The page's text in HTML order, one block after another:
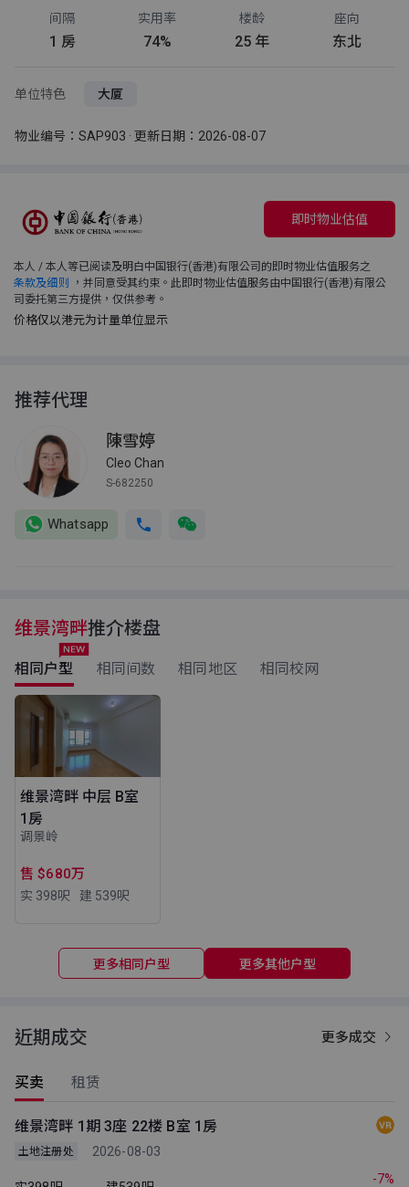
间隔
1 房
实用率
74%
楼龄
25 年
座向
东北
单位特色 大厦
物业编号：SAP903 · 更新日期：2026-08-07
即时物业估值
本人 / 本人等已阅读及明白中国银行(香港)有限公司的即时物业估值服务之
条款及细则
，并同意受其约束。此即时物业估值服务由中国银行(香港)有限公
司委托第三方提供，仅供参考。
价格仅以港元为计量单位显示
推荐代理
陳雪婷
Cleo Chan
S-682250
Whatsapp
维景湾畔推介楼盘
相同户型 相同间数 相同地区 相同校网
维景湾畔 中层 B室
1房
调景岭
售 $680万
实 398呎 建 539呎
更多相同户型 更多其他户型
近期成交 更多成交
买卖 租赁
维景湾畔 1期 3座 22楼 B室 1房
土地注册处 2026-08-03
-7%